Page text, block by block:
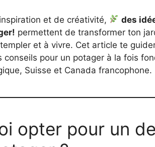
et de créativité,
des
permettent de transformer ton
et à vivre. Cet article te
conseils pour un potager à la fois
Suisse et Canada francophone.
opter pour un